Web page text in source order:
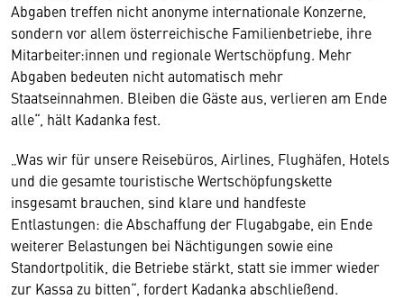
Abgaben treffen nicht anonyme internationale Konzerne,
sondern vor allem österreichische Familienbetriebe, ihre
Mitarbeiter:innen und regionale Wertschöpfung. Mehr
Abgaben bedeuten nicht automatisch mehr
Staatseinnahmen. Bleiben die Gäste aus, verlieren am Ende
alle“, hält Kadanka fest.
„Was wir für unsere Reisebüros, Airlines, Flughäfen, Hotels
und die gesamte touristische Wertschöpfungskette
insgesamt brauchen, sind klare und handfeste
Entlastungen: die Abschaffung der Flugabgabe, ein Ende
weiterer Belastungen bei Nächtigungen sowie eine
Standortpolitik, die Betriebe stärkt, statt sie immer wieder
zur Kassa zu bitten“, fordert Kadanka abschließend.